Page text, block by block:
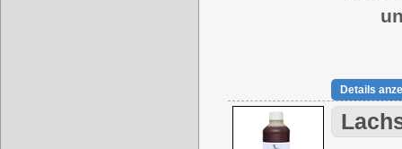
Details